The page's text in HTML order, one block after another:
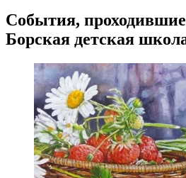
События,
Борская детская